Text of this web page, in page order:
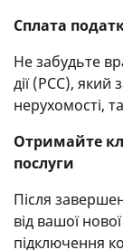
Сплата
Не забудьте
дії (PCC), який
нерухомості,
Отримайте
послуги
Після
від вашої
підключення